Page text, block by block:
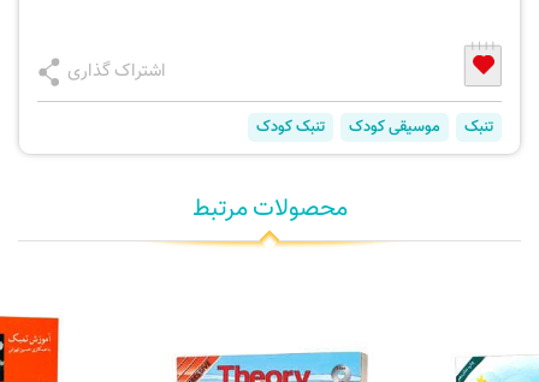
اشتراک گذاری
تنبک موسیقی کودک تنبک کودک
محصولات مرتبط